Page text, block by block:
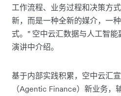
工作流程、业务过程和决策方
新，而是一种全新的媒介，一
式。” 空中云汇数据与人工智
演讲中介绍。
基于内部实践积累，空中云汇
（Agentic Finance）新业务，